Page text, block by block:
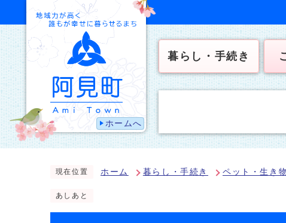
ホームへ
暮らし・手続き
現在位置 ホーム 暮らし・手続き ペット・生き物
あしあと